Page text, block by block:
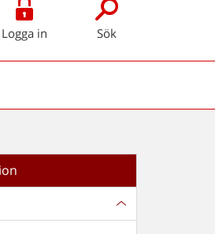
Logga in Sök